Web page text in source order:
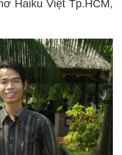
Haiku Việt Tp.HCM,